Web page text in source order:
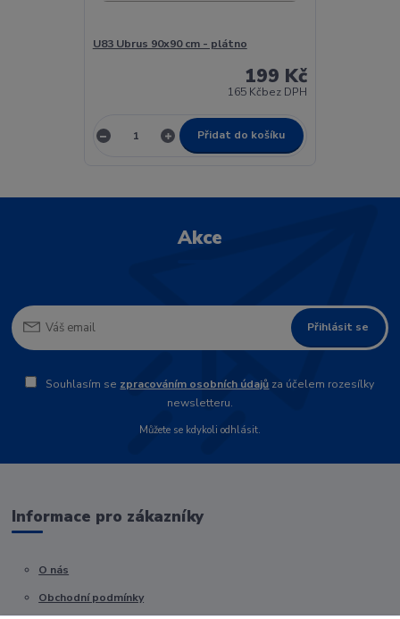
U83 Ubrus 90x90 cm - plátno
199 Kč
165 Kčbez DPH
Přidat do košíku
Akce
Přihlásit se
Souhlasím se zpracováním osobních údajů za účelem rozesílky
newsletteru.
Můžete se kdykoli odhlásit.
Informace pro zákazníky
O nás
Obchodní podmínky